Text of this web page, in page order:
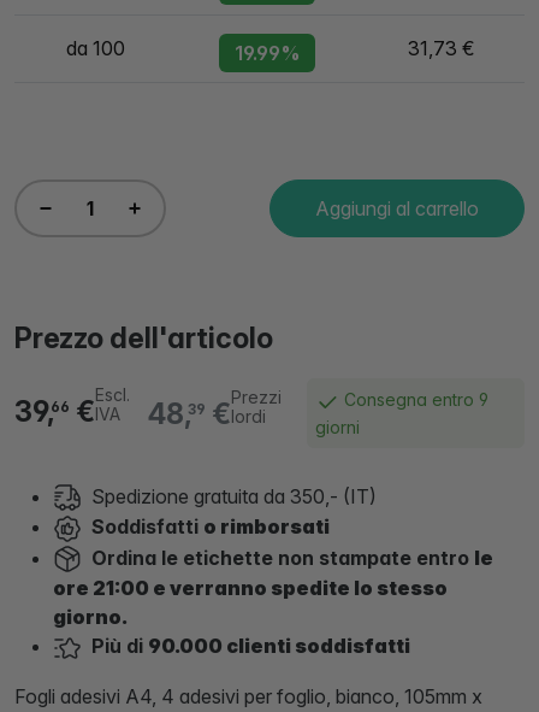
da 100 19.99% 31,73 €
Aggiungi al carrello
Prezzo dell'articolo
48,39 €Prezzi
lordi
39,66 €Escl.
IVA
Consegna entro 9
giorni
Spedizione gratuita da 350,- (IT)
Soddisfatti o rimborsati
Ordina le etichette non stampate entro le
ore 21:00 e verranno spedite lo stesso
giorno.
Più di 90.000 clienti soddisfatti
Fogli adesivi A4, 4 adesivi per foglio, bianco, 105mm x